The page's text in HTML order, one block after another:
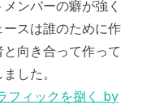
ンバーの癖が強く
スは誰のために作
向き合って作って
した。
フィックを捌く by